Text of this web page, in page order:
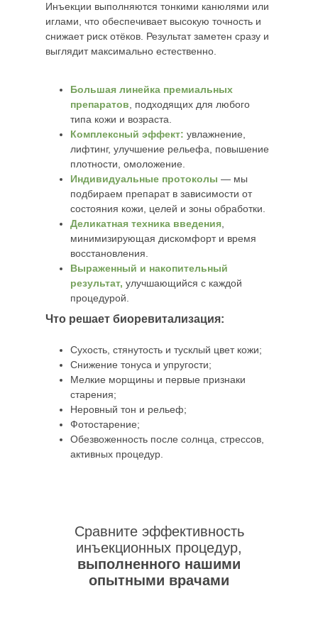
Что решает биоревитализация:
Инъекции выполняются тонкими канюлями или
иглами, что обеспечивает высокую точность и
снижает риск отёков. Результат заметен сразу и
выглядит максимально естественно.
Большая линейка премиальных
препаратов , подходящих для любого
типа кожи и возраста.
Комплексный эффект: увлажнение,
лифтинг, улучшение рельефа, повышение
плотности, омоложение.
Индивидуальные протоколы — мы
подбираем препарат в зависимости от
состояния кожи, целей и зоны обработки.
Деликатная техника введения
минимизирующая дискомфорт и время
восстановления.
Выраженный и накопительный
результат, улучшающийся с каждой
процедурой.
Сухость, стянутость и тусклый цвет кожи;
Снижение тонуса и упругости;
Мелкие морщины и первые признаки
старения;
Неровный тон и рельеф;
Фотостарение;
Обезвоженность после солнца, стрессов,
активных процедур.
Сравните эффективность
инъекционных процедур,
выполненного нашими
опытными врачами
Сравните эффективность
инъекционных процедур,
выполненного нашими
опытными врачами